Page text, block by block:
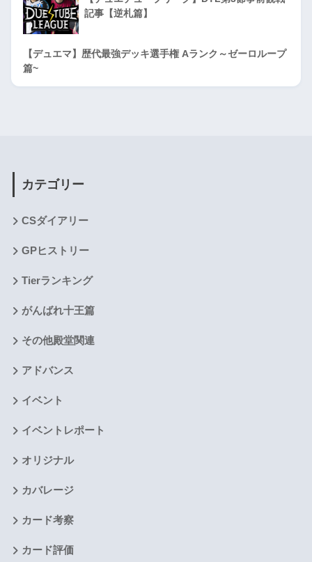
記事【逆札篇】
【デュエマ】歴代最強デッキ選手権 Aランク～ゼーロループ
篇~
カテゴリー
CSダイアリー
GPヒストリー
Tierランキング
がんばれ十王篇
その他殿堂関連
アドバンス
イベント
イベントレポート
オリジナル
カバレージ
カード考察
カード評価